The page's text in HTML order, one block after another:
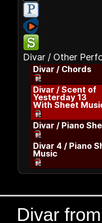
Divar / Other
Divar / Chords
Divar / Scent of
Yesterday 13
With Sheet
Divar / Piano
Divar 4 / Piano
Music
Divar